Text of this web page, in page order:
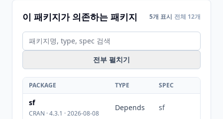
이 패키지가 의존하는 패키지 5개 표시 전체 12개
전부 펼치기
PACKAGE TYPE SPEC
sf
CRAN · 4.3.1 · 2026-08-08
Depends sf